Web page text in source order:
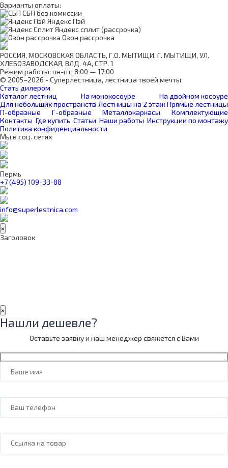
Варианты оплаты:
СБП без комиссии
Яндекс Пэй
Яндекс сплит (рассрочка)
Озон рассрочка
РОССИЯ, МОСКОВСКАЯ ОБЛАСТЬ, Г.О. МЫТИЩИ, Г. МЫТИЩИ, УЛ.
ХЛЕБОЗАВОДСКАЯ, ВЛД. 4А, СТР. 1
Режим работы: пн-пт: 8:00 — 17:00
© 2005–2026 - Суперлестница, лестница твоей мечты
Стать дилером
Каталог лестниц
На монокосоуре
На двойном косоуре
Для небольших пространств Лестницы на 2 этаж Прямые лестницы
П-образные
Г-образные Металлокаркасы
Комплектующие
Контакты Где купить Статьи Наши работы Инструкции по монтажу
Политика конфиденциальности
Мы в соц. сетях
Пермь
+7 (495) 109-33-88
info@superlestnica.com
×
Заголовок
×
Нашли дешевле?
Оставьте заявку и наш менеджер свяжется с Вами